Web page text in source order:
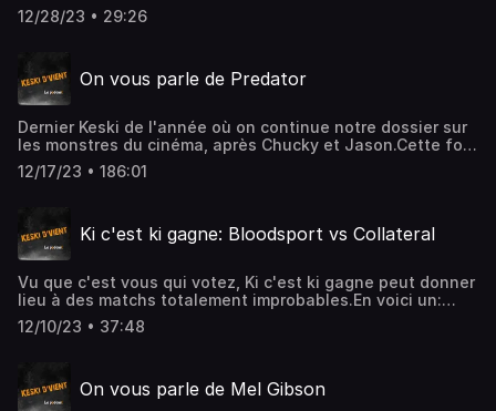
12/28/23 • 29:26
On vous parle de Predator
Dernier Keski de l'année où on continue notre dossier sur
les monstres du cinéma, après Chucky et Jason.Cette fois
ci, on s'attaque au Predator.Un Nico en roue libre, un
Storm sous anti-douleurs, le père Noël en invité, on vous
12/17/23 • 186:01
Ki c'est ki gagne: Bloodsport vs Collateral
Vu que c'est vous qui votez, Ki c'est ki gagne peut donner
lieu à des matchs totalement improbables.En voici un:
Bloodsport contre Collateral.Tom et Jess vont en parler
pour savoir lequel rejoindra Terminator 2 et Independence
12/10/23 • 37:48
On vous parle de Mel Gibson